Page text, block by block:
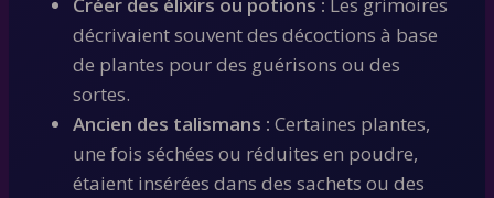
décrivaient souvent des décoctions à base
de plantes pour des guérisons ou des
sortes.
Ancien des talismans : Certaines plantes,
une fois séchées ou réduites en poudre,
étaient insérées dans des sachets ou des